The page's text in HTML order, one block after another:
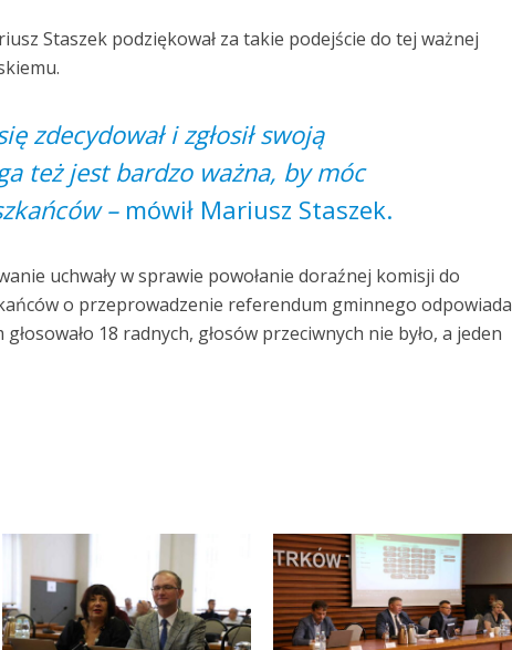
Staszek podziękował za takie podejście do tej ważnej
zdecydował i zgłosił swoją
też jest bardzo ważna, by móc
–mówił Mariusz Staszek.
uchwały w sprawie powołanie doraźnej komisji do
o przeprowadzenie referendum gminnego odpowiada
18 radnych, głosów przeciwnych nie było, a jeden